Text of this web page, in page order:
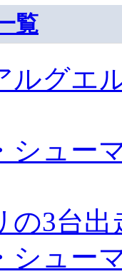
覧
ルグエ
シュー
の3台
シュー